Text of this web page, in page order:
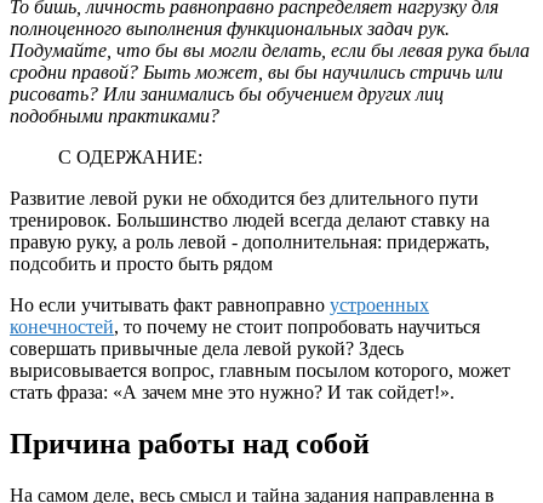
То бишь, личность равноправно распределяет нагрузку для
полноценного выполнения функциональных задач рук.
Подумайте, что бы вы могли делать, если бы левая рука была
сродни правой? Быть может, вы бы научились стричь или
рисовать? Или занимались бы обучением других лиц
подобными практиками?
С ОДЕРЖАНИЕ:
Развитие левой руки не обходится без длительного пути
тренировок. Большинство людей всегда делают ставку на
правую руку, а роль левой - дополнительная: придержать,
подсобить и просто быть рядом
Но если учитывать факт равноправно устроенных
конечностей, то почему не стоит попробовать научиться
совершать привычные дела левой рукой? Здесь
вырисовывается вопрос, главным посылом которого, может
стать фраза: «А зачем мне это нужно? И так сойдет!».
Причина работы над собой
На самом деле, весь смысл и тайна задания направленна в